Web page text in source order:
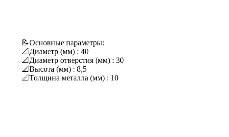
📝Основные параметры:
📐Диаметр (мм) : 40
📐Диаметр отверстия (мм) : 30
📐Высота (мм) : 8,5
📐Толщина металла (мм) : 10